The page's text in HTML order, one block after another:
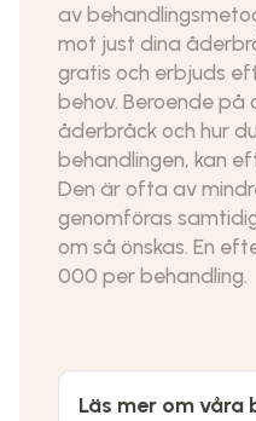
av
mot just dina
gratis och erbjuds
behov. Beroende
åderbråck och hur
behandlingen, kan
Den är ofta av
genomföras
om så önskas. En
000 per behandling.
Läs mer om våra